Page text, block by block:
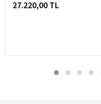
27.220,00 TL